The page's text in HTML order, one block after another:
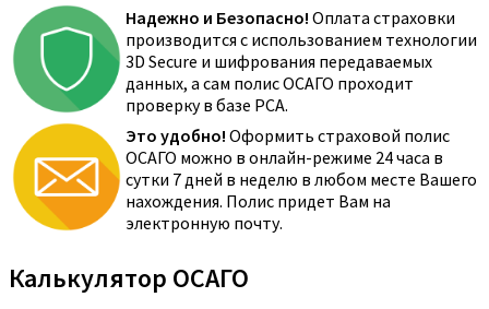
Надежно и Безопасно! Оплата страховки
производится с использованием технологии
3D Secure и шифрования передаваемых
данных, а сам полис ОСАГО проходит
проверку в базе РСА.
Это удобно! Оформить страховой полис
ОСАГО можно в онлайн-режиме 24 часа в
сутки 7 дней в неделю в любом месте Вашего
нахождения. Полис придет Вам на
электронную почту.
Калькулятор ОСАГО